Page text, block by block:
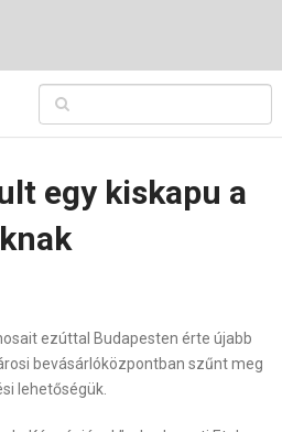
egy kiskapu a
ezúttal Budapesten érte újabb
bevásárlóközpontban szűnt meg
lehetőségük.